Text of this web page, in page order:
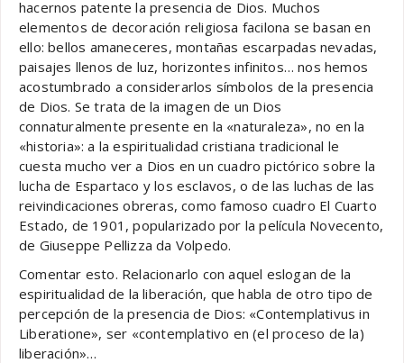
hacernos patente la presencia de Dios. Muchos
elementos de decoración religiosa facilona se basan en
ello: bellos amaneceres, montañas escarpadas nevadas,
paisajes llenos de luz, horizontes infinitos… nos hemos
acostumbrado a considerarlos símbolos de la presencia
de Dios. Se trata de la imagen de un Dios
connaturalmente presente en la «naturaleza», no en la
«historia»: a la espiritualidad cristiana tradicional le
cuesta mucho ver a Dios en un cuadro pictórico sobre la
lucha de Espartaco y los esclavos, o de las luchas de las
reivindicaciones obreras, como famoso cuadro El Cuarto
Estado, de 1901, popularizado por la película Novecento,
de Giuseppe Pellizza da Volpedo.
Comentar esto. Relacionarlo con aquel eslogan de la
espiritualidad de la liberación, que habla de otro tipo de
percepción de la presencia de Dios: «Contemplativus in
Liberatione», ser «contemplativo en (el proceso de la)
liberación»…